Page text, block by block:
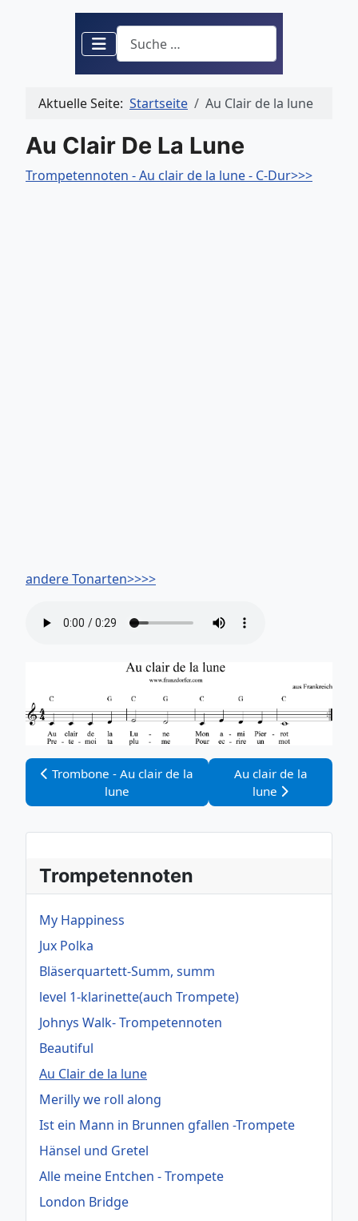
Suchen
Aktuelle Seite: Startseite Au Clair de la lune
Au Clair De La Lune
Trompetennoten - Au clair de la lune - C-Dur>>>
andere Tonarten>>>>
Vorheriger Beitrag: Trombone - Au clair de la lune
Trombone - Au clair de la
lune
Nächster Beitrag: Au
Au clair de la
lune
Trompetennoten
My Happiness
Jux Polka
Bläserquartett-Summ, summ
level 1-klarinette(auch Trompete)
Johnys Walk- Trompetennoten
Beautiful
Au Clair de la lune
Merilly we roll along
Ist ein Mann in Brunnen gfallen -Trompete
Hänsel und Gretel
Alle meine Entchen - Trompete
London Bridge